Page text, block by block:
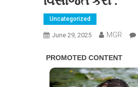
Uncategorized
June 29, 2025 MGR